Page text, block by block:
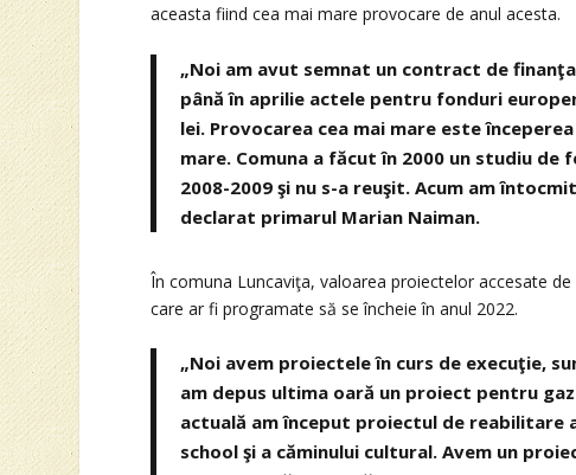
aceasta fiind cea mai mare provocare de anul acesta.
„Noi am avut semnat un contract de
până în aprilie actele pentru fonduri
lei. Provocarea cea mai mare este
mare. Comuna a făcut în 2000 un studiu
2008-2009 şi nu s-a reuşit. Acum am
declarat primarul Marian Naiman.
În comuna Luncaviţa, valoarea proiectelor accesate
care ar fi programate să se încheie în anul 2022.
„Noi avem proiectele în curs de execuţie,
am depus ultima oară un proiect pentru
actuală am început proiectul de reabilitare
school şi a căminului cultural. Avem un